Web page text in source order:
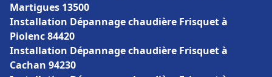
Martigues 13500
Installation Dépannage chaudière Frisquet à
Piolenc 84420
Installation Dépannage chaudière Frisquet à
Cachan 94230